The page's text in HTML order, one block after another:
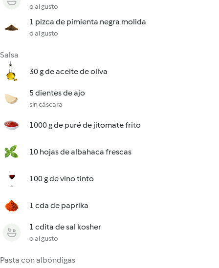
o al gusto
1 pizca de pimienta negra molida
o al gusto
Salsa
30 g de aceite de oliva
5 dientes de ajo
sin cáscara
1000 g de puré de jitomate frito
10 hojas de albahaca frescas
100 g de vino tinto
1 cda de paprika
1 cdita de sal kosher
o al gusto
Pasta con albóndigas